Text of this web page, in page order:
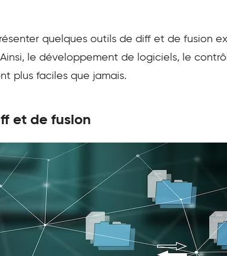
quelques outils de diff et de fusion
le développement de logiciels, le
plus faciles que jamais.
et de fusion